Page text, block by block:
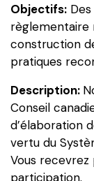
Objectifs:
règlementaire
construction
pratiques
Description:
Conseil
d’élaboration
vertu du
Vous
participation.